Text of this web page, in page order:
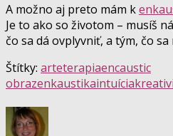
A možno aj preto mám k
Je to ako so životom – musíš
čo sa dá ovplyvniť, a tým, čo
Štítky: arteterapiaencaustic
obrazenkaustikaintuícia